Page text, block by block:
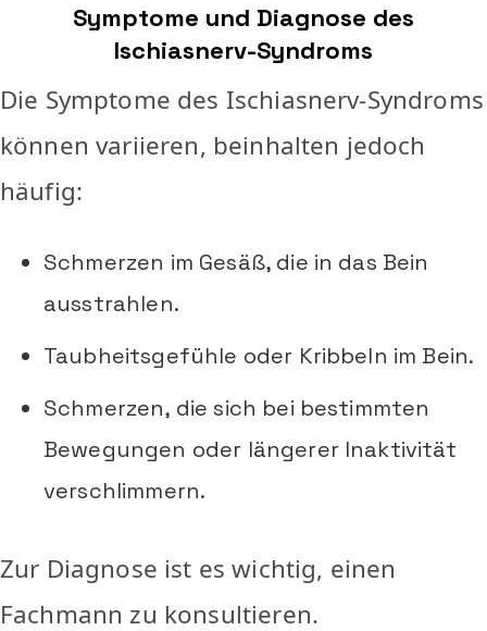
Symptome und Diagnose des
Ischiasnerv-Syndroms
Die Symptome des Ischiasnerv-Syndroms
können variieren, beinhalten jedoch
häufig:
Schmerzen im Gesäß, die in das Bein
ausstrahlen.
Taubheitsgefühle oder Kribbeln im Bein.
Schmerzen, die sich bei bestimmten
Bewegungen oder längerer Inaktivität
verschlimmern.
Zur Diagnose ist es wichtig, einen
Fachmann zu konsultieren.